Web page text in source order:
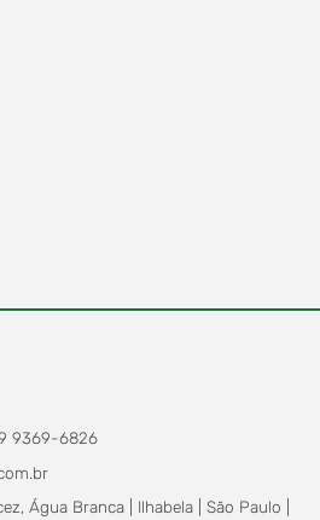
9369-6826
Água Branca | Ilhabela | São Paulo |